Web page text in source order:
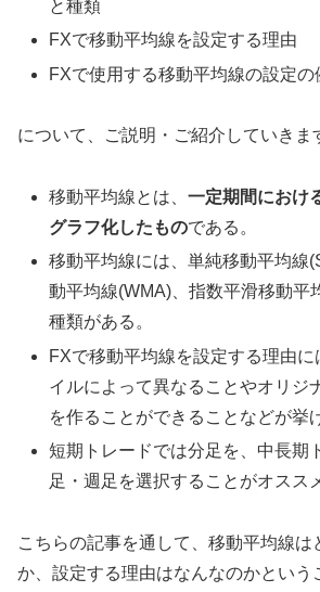
と種類
FXで移動平均線を設定する理由
FXで使用する移動平均線の設定の
について、ご説明・ご紹介していきま
移動平均線とは、一定期間におけ
グラフ化したものである。
移動平均線には、単純移動平均線
動平均線(WMA)、指数平滑移動平
種類がある。
FXで移動平均線を設定する理由に
イルによって異なることやオリジ
を作ることができることなどが挙
短期トレードでは分足を、中長期
足・週足を選択することがオスス
こちらの記事を通して、移動平均線は
か、設定する理由はなんなのかという